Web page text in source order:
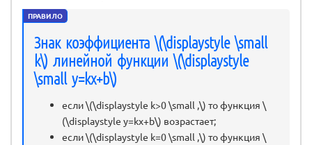
ПРАВИЛО
Знак коэффициента \(\displaystyle \small
k\) линейной функции \(\displaystyle
\small y=kx+b\)
если \(\displaystyle k>0 \small ,\) то функция \
(\displaystyle y=kx+b\) возрастает;
если \(\displaystyle k=0 \small ,\) то функция \